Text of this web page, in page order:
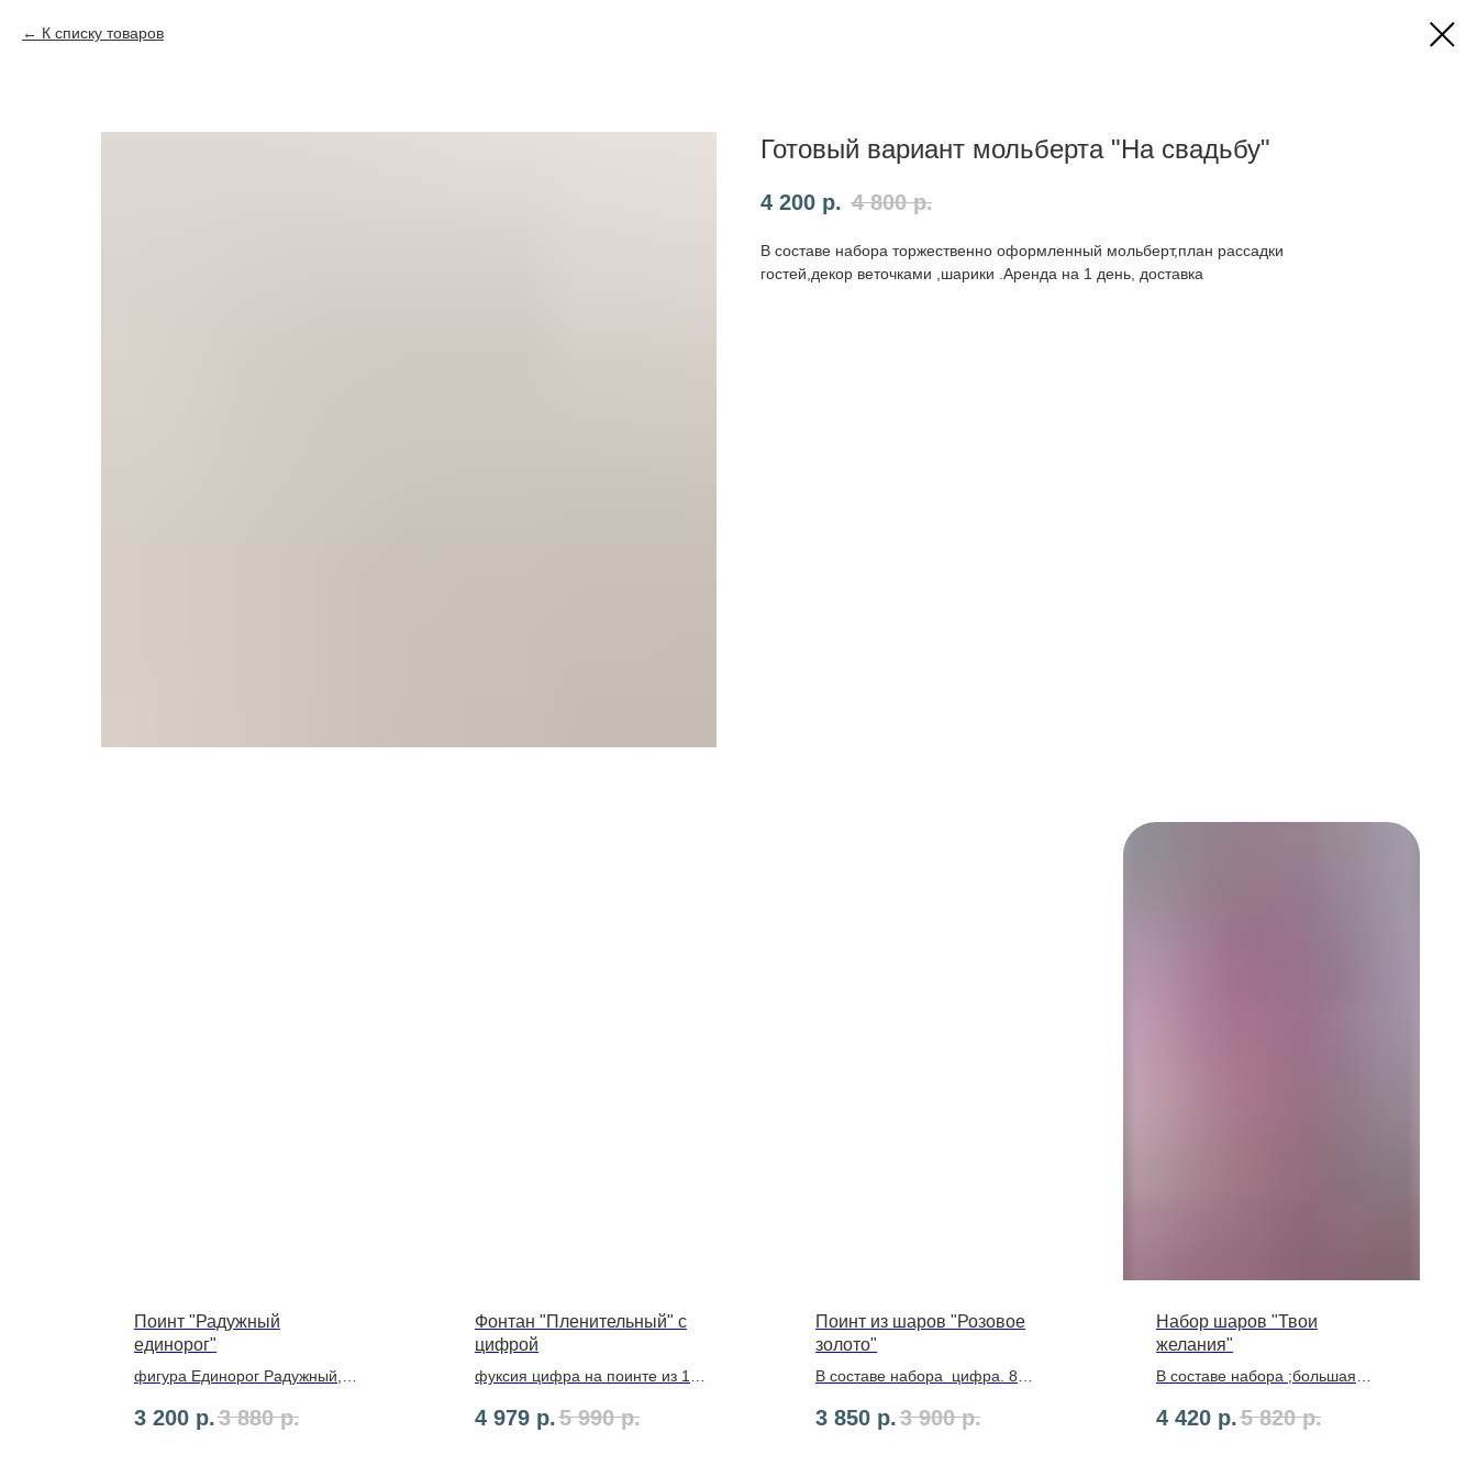
К списку товаров
Готовый вариант мольберта "На свадьбу"
4 200 р. 4 800 р.
В составе набора торжественно оформленный мольберт,план рассадки
гостей,декор веточками ,шарики .Аренда на 1 день, доставка
Поинт "Радужный
единорог"
фигура Единорог Радужный,
3 200 р.3 880 р.
Фонтан "Пленительный" с
цифрой
фуксия цифра на поинте из 12
горошек и 4 белых). Фонтан из
4 979 р.5 990 р.
Поинт из шаров "Розовое
золото"
В составе набора цифра. 8
,ленты ,2 фольгированные
3 850 р.3 900 р.
Набор шаров "Твои
желания"
В составе набора ;большая
фольгированных шара ,ленты
4 420 р.5 820 р.